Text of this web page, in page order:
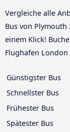
Vergleiche alle
Bus von
einem Klick!
Flughafen London
Günstigster Bus
Schnellster Bus
Frühester Bus
Spätester Bus